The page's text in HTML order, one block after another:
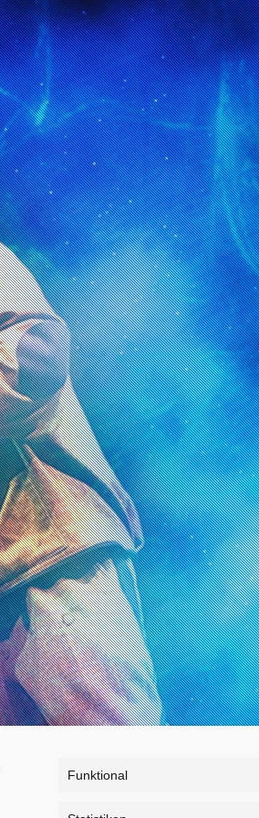
Funktional